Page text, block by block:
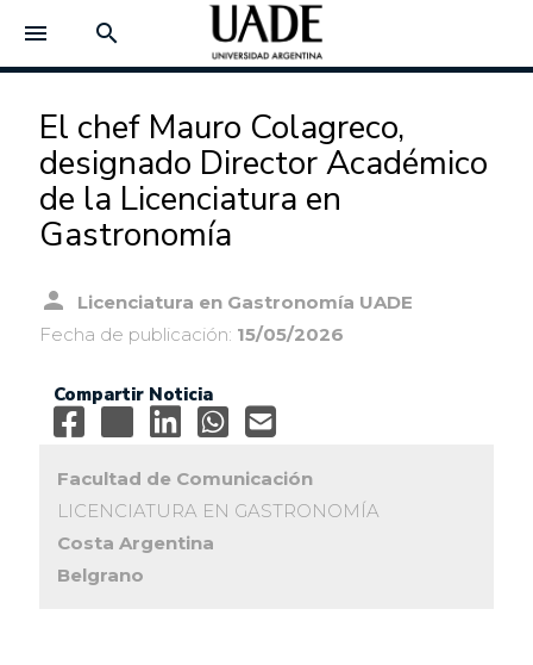
menu search
El chef Mauro Colagreco,
designado Director Académico
de la Licenciatura en
Gastronomía
person
Licenciatura en Gastronomía UADE
Fecha de publicación: 15/05/2026
Compartir Noticia
Facultad de Comunicación
LICENCIATURA EN GASTRONOMÍA
Costa Argentina
Belgrano